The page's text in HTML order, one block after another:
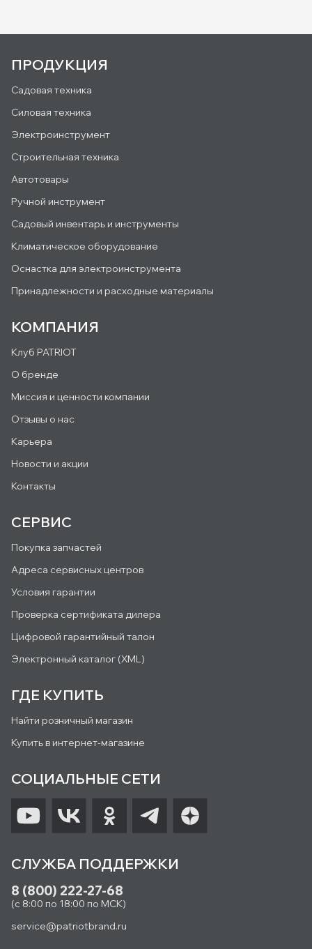
ПРОДУКЦИЯ
Садовая техника
Силовая техника
Электроинструмент
Строительная техника
Автотовары
Ручной инструмент
Садовый инвентарь и инструменты
Климатическое оборудование
Оснастка для электроинструмента
Принадлежности и расходные материалы
КОМПАНИЯ
Клуб PATRIOT
О бренде
Миссия и ценности компании
Отзывы о нас
Карьера
Новости и акции
Контакты
СЕРВИС
Покупка запчастей
Адреса сервисных центров
Условия гарантии
Проверка сертификата дилера
Цифровой гарантийный талон
Электронный каталог (XML)
ГДЕ КУПИТЬ
Найти розничный магазин
Купить в интернет-магазине
СОЦИАЛЬНЫЕ СЕТИ
СЛУЖБА ПОДДЕРЖКИ
8 (800) 222-27-68
(с 8:00 по 18:00 по МСК)
service@patriotbrand.ru